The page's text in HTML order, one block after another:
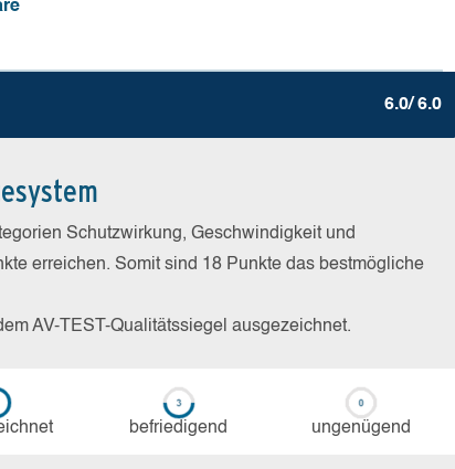
6.0/ 6.0
Schutzwirkung, Geschwindigkeit und
erreichen. Somit sind 18 Punkte das bestmögliche
AV-TEST-Qualitätssiegel ausgezeichnet.
be­frie­di­gend un­ge­nü­gend